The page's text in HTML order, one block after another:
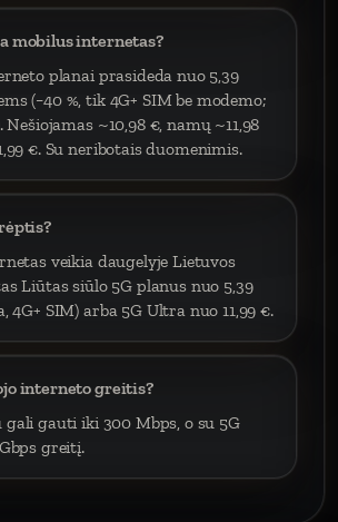
mobilus internetas?
planai prasideda nuo 5,39
(−40 %, tik 4G+ SIM be modemo;
Nešiojamas ~10,98 €, namų ~11,98
€. Su neribotais duomenimis.
veikia daugelyje Lietuvos
Liūtas siūlo 5G planus nuo 5,39
4G+ SIM) arba 5G Ultra nuo 11,99 €.
interneto greitis?
gali gauti iki 300 Mbps, o su 5G
greitį.